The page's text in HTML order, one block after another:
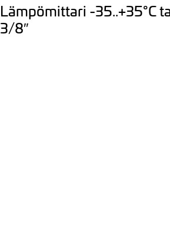
Lämpömittari -35..+35°C
3/8″